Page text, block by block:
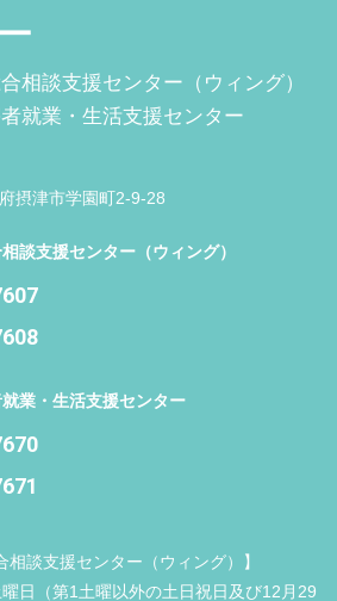
相談支援センター（ウィング）
就業・生活支援センター
摂津市学園町2-9-28
談支援センター（ウィング）
業・生活支援センター
相談支援センター（ウィング）】
日（第1土曜以外の土日祝日及び12月29